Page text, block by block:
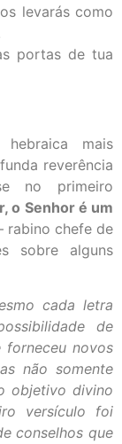
levarás como
portas de tua
mais
reverência
no primeiro
o Senhor é um
rabino chefe de
sobre alguns
cada letra
de
forneceu novos
não somente
objetivo divino
versículo foi
conselhos que